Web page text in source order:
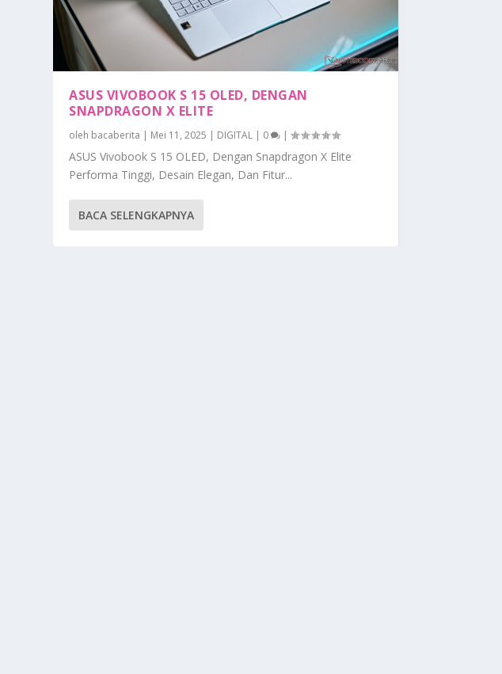
ASUS VIVOBOOK S 15 OLED, DENGAN
SNAPDRAGON X ELITE
oleh bacaberita | Mei 11, 2025 | DIGITAL | 0 |
ASUS Vivobook S 15 OLED, Dengan Snapdragon X Elite
Performa Tinggi, Desain Elegan, Dan Fitur...
BACA SELENGKAPNYA